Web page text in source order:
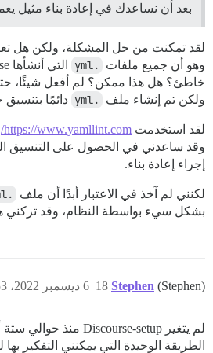
بعد أن نساعدك في إعادة بناء مثيل
لقد تمكنت من حل المشكلة، ولكن هل
وهو أن جميع ملفات
.yml
خاطئ؟ هل هذا ممكن؟ لم أفعل شيئًا،
ولكن تم إنشاء ملف
.yml دائمًا
لقد استخدمت https://www.yamllint.com/
وقد ساعدني في الحصول على التنسيق
إجراء إعادة بناء.
لكنني لم آخذ في الاعتبار أبدًا أن ملف .yml
بشكل سيء بواسطة النظام، وقد تركني
Stephen (Stephen) 6 ديسمبر 2022، 7:53م 18
لم يتغير Discourse-setup منذ حوالي ستة أشهر.